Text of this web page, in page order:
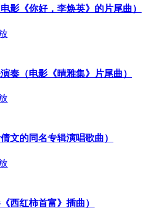
影《你好，李焕英》的片尾曲）
奏（电影《晴雅集》片尾曲）
文的同名专辑演唱歌曲）
西红柿首富》插曲）